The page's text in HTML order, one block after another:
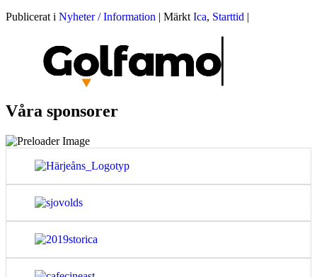
Publicerat i Nyheter / Information | Märkt Ica, Starttid |
Våra sponsorer